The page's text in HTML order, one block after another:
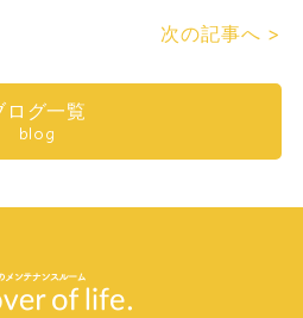
次の記事へ >
ログ一覧
blog